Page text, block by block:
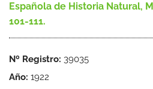
Española de Historia Natural,
101-111.
Nº Registro: 39035
Año: 1922